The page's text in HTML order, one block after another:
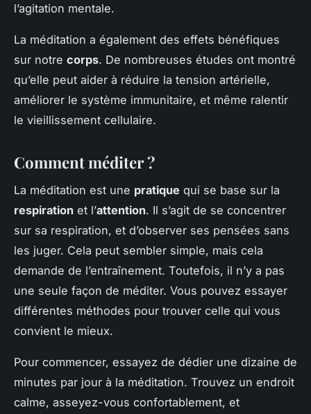
l’agitation mentale.
La méditation a également des effets bénéfiques
sur notre corps. De nombreuses études ont montré
qu’elle peut aider à réduire la tension artérielle,
améliorer le système immunitaire, et même ralentir
le vieillissement cellulaire.
Comment méditer ?
La méditation est une pratique qui se base sur la
respiration et l’attention. Il s’agit de se concentrer
sur sa respiration, et d’observer ses pensées sans
les juger. Cela peut sembler simple, mais cela
demande de l’entraînement. Toutefois, il n’y a pas
une seule façon de méditer. Vous pouvez essayer
différentes méthodes pour trouver celle qui vous
convient le mieux.
Pour commencer, essayez de dédier une dizaine de
minutes par jour à la méditation. Trouvez un endroit
calme, asseyez-vous confortablement, et